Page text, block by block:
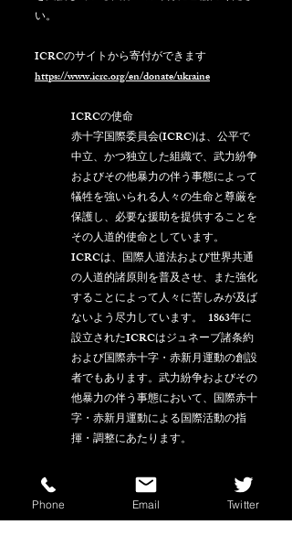
い。
ICRCのサイトから寄付ができます
https://www.icrc.org/en/donate/ukraine
ICRCの使命
赤十字国際委員会(ICRC)は、公平で
中立、かつ独立した組織で、武力紛争
およびその他暴力の伴う事態によって
犠牲を強いられる人々の生命と尊厳を
保護し、必要な援助を提供することを
その人道的使命としています。
ICRCは、国際人道法および世界共通
の人道的諸原則を普及させ、また強化
することによって人々に苦しみが及ば
ないよう尽力しています。  1863年に
設立されたICRCはジュネーブ諸条約
および国際赤十字・赤新月運動の創設
者でもあります。武力紛争およびその
他暴力の伴う事態において、国際赤十
字・赤新月運動による国際活動の指
揮・調整にあたります。
Shalom
Motohiko David Suzuki
Phone Email Twitter